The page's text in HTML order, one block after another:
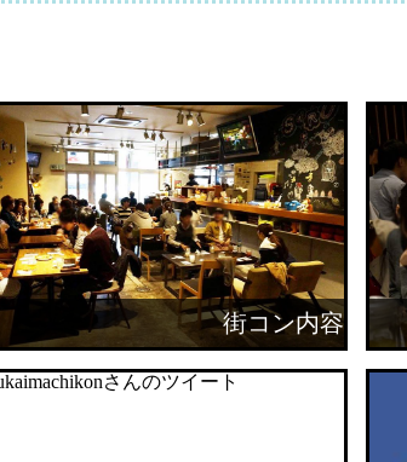
街コン内容
さんのツイート